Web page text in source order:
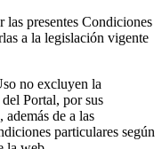
las presentes Condiciones
a la legislación vigente
no excluyen la
Portal, por sus
además de a las
particulares según